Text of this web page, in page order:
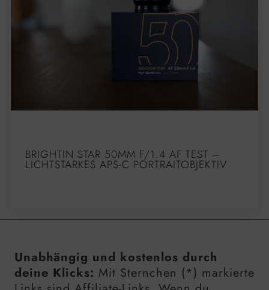
BRIGHTIN STAR 50MM F/1.4 AF TEST –
LICHTSTARKES APS-C PORTRAITOBJEKTIV
Unabhängig und kostenlos durch
deine Klicks: Mit Sternchen (*) markierte